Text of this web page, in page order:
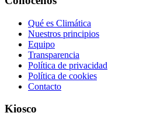
Qué es Climática
Nuestros principios
Equipo
Transparencia
Política de privacidad
Política de cookies
Contacto
Kiosco